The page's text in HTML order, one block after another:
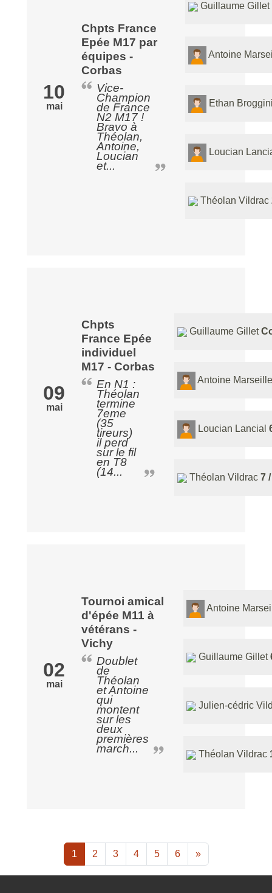
10
mai
Chpts France
Epée M17 par
équipes -
Corbas
Vice-
Champion
de France
N2 M17 !
Bravo à
Théolan,
Antoine,
Loucian
et...
Guillaume Gillet
Antoine
Ethan
Loucian
Théolan Vildrac
09
mai
Chpts
France Epée
individuel
M17 - Corbas
En N1 :
Théolan
termine
7eme
(35
tireurs)
il perd
sur le fil
en T8
(14...
Guillaume Gillet
Antoine
Loucian Lancial
Théolan Vildrac 7
02
mai
Tournoi amical
d'épée M11 à
vétérans -
Vichy
Doublet
de
Théolan
et Antoine
qui
montent
sur les
deux
premières
march...
Antoine
Guillaume Gillet
Julien-cédric
Théolan Vildrac
1 2 3 4 5 6 »